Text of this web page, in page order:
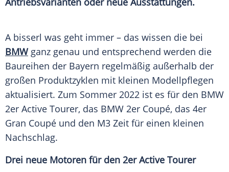
A bisserl was geht immer – das wissen die bei
BMWganz genau und entsprechend werden die
Baureihen der Bayern regelmäßig außerhalb der
großen Produktzyklen mit kleinen Modellpflegen
aktualisiert. Zum Sommer 2022 ist es für den BMW
2er Active Tourer, das BMW 2er Coupé, das 4er
Gran Coupé und den M3 Zeit für einen kleinen
Nachschlag.
Drei neue Motoren für den 2er Active Tourer